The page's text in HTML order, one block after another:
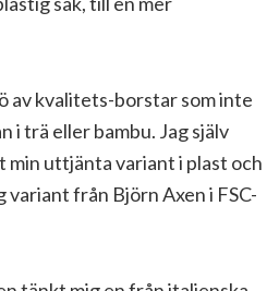
av kvalitets-borstar som inte
i trä eller bambu. Jag själv
min uttjänta variant i plast och
från Björn Axen i FSC-